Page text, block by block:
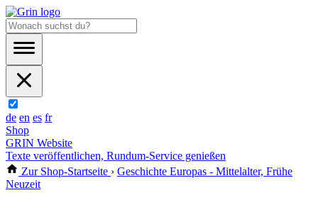
de en es fr
Shop
GRIN Website
Texte veröffentlichen, Rundum-Service genießen
Zur Shop-Startseite › Geschichte Europas - Mittelalter, Frühe
Neuzeit